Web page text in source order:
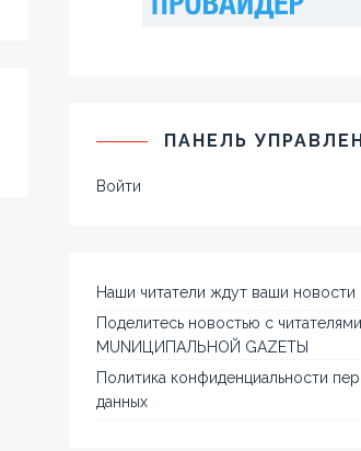
ПАНЕЛЬ
Войти
Наши читатели ждут ваши новости
Поделитесь новостью с читателями
MUNИЦИПАЛЬНОЙ GAZЕТЫ
Политика конфиденциальности
данных